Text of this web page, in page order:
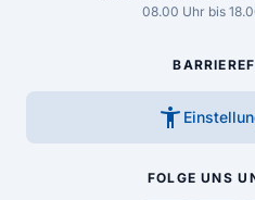
08.00 Uhr bis
accessibility_new
FOLGE UNS